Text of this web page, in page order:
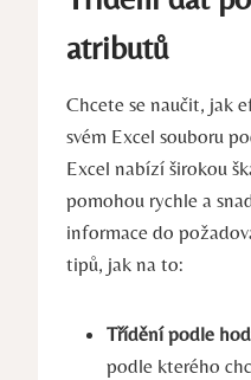
atributů
Chcete se naučit, jak
svém Excel souboru
Excel nabízí širokou
pomohou rychle a
informace do
tipů, jak na to:
Třídění podle
podle kterého